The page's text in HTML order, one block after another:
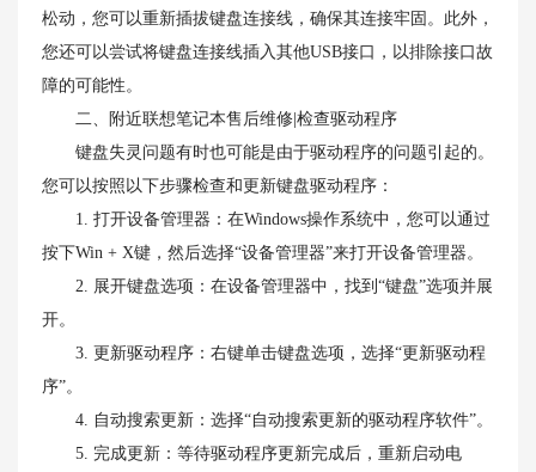
松动，您可以重新插拔键盘连接线，确保其连接牢固。此外，
您还可以尝试将键盘连接线插入其他USB接口，以排除接口故
障的可能性。
二、附近联想笔记本售后维修|检查驱动程序
键盘失灵问题有时也可能是由于驱动程序的问题引起的。
您可以按照以下步骤检查和更新键盘驱动程序：
1. 打开设备管理器：在Windows操作系统中，您可以通过
按下Win + X键，然后选择“设备管理器”来打开设备管理器。
2. 展开键盘选项：在设备管理器中，找到“键盘”选项并展
开。
3. 更新驱动程序：右键单击键盘选项，选择“更新驱动程
序”。
4. 自动搜索更新：选择“自动搜索更新的驱动程序软件”。
5. 完成更新：等待驱动程序更新完成后，重新启动电